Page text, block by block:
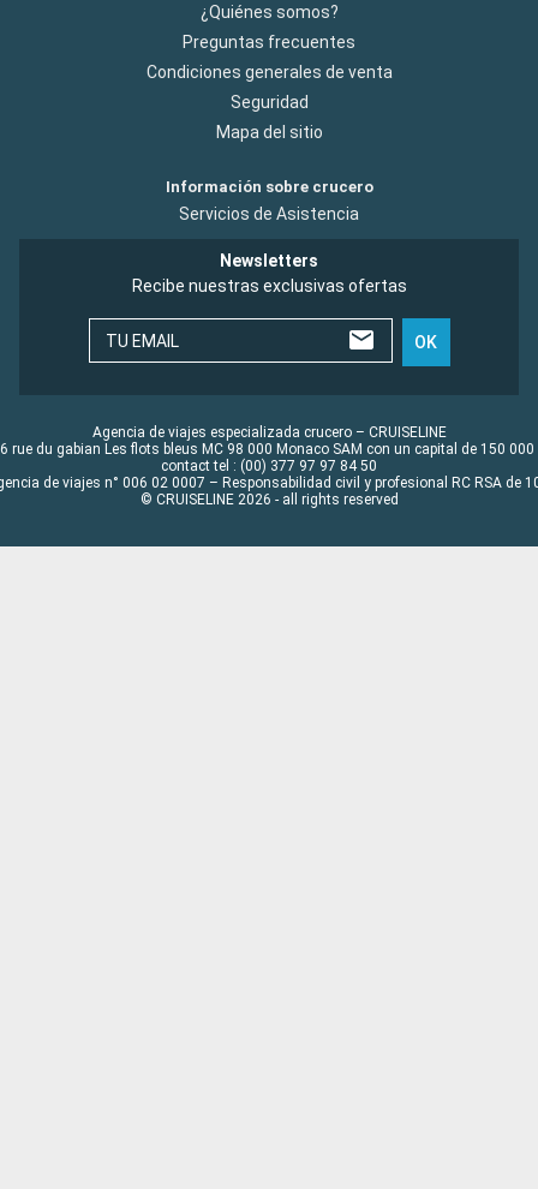
¿Quiénes somos?
Preguntas frecuentes
Condiciones generales de venta
Seguridad
Mapa del sitio
Información sobre crucero
Servicios de Asistencia
Newsletters
Recibe nuestras exclusivas ofertas
TU EMAIL OK
Agencia de viajes especializada crucero – CRUISELINE
rue du gabian Les flots bleus MC 98 000 Monaco SAM con un capital de 150 000
contact tel : (00) 377 97 97 84 50
de viajes n° 006 02 0007 – Responsabilidad civil y profesional RC RSA de
© CRUISELINE 2026 - all rights reserved